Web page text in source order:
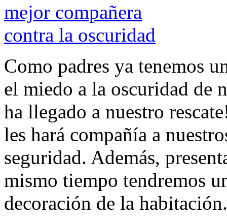
Como padres ya tenemos
el miedo a la oscuridad de
ha llegado a nuestro
les hará compañía a
seguridad. Además,
mismo tiempo tendremos
decoración de la habitación.